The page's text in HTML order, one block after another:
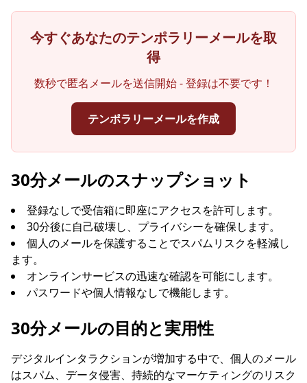
今すぐあなたのテンポラリーメールを取
得
数秒で匿名メールを送信開始 - 登録は不要です！
テンポラリーメールを作成
あなたの一時メールアドレス:
コピー QR
次の更新まで
送信者 件名
アクシ
ョン
30分メールのスナップショット
登録なしで受信箱に即座にアクセスを許可します。
30分後に自己破壊し、プライバシーを確保します。
個人のメールを保護することでスパムリスクを軽減し
ます。
オンラインサービスの迅速な確認を可能にします。
パスワードや個人情報なしで機能します。
30分メールの目的と実用性
デジタルインタラクションが増加する中で、個人のメール
はスパム、データ侵害、持続的なマーケティングのリスク